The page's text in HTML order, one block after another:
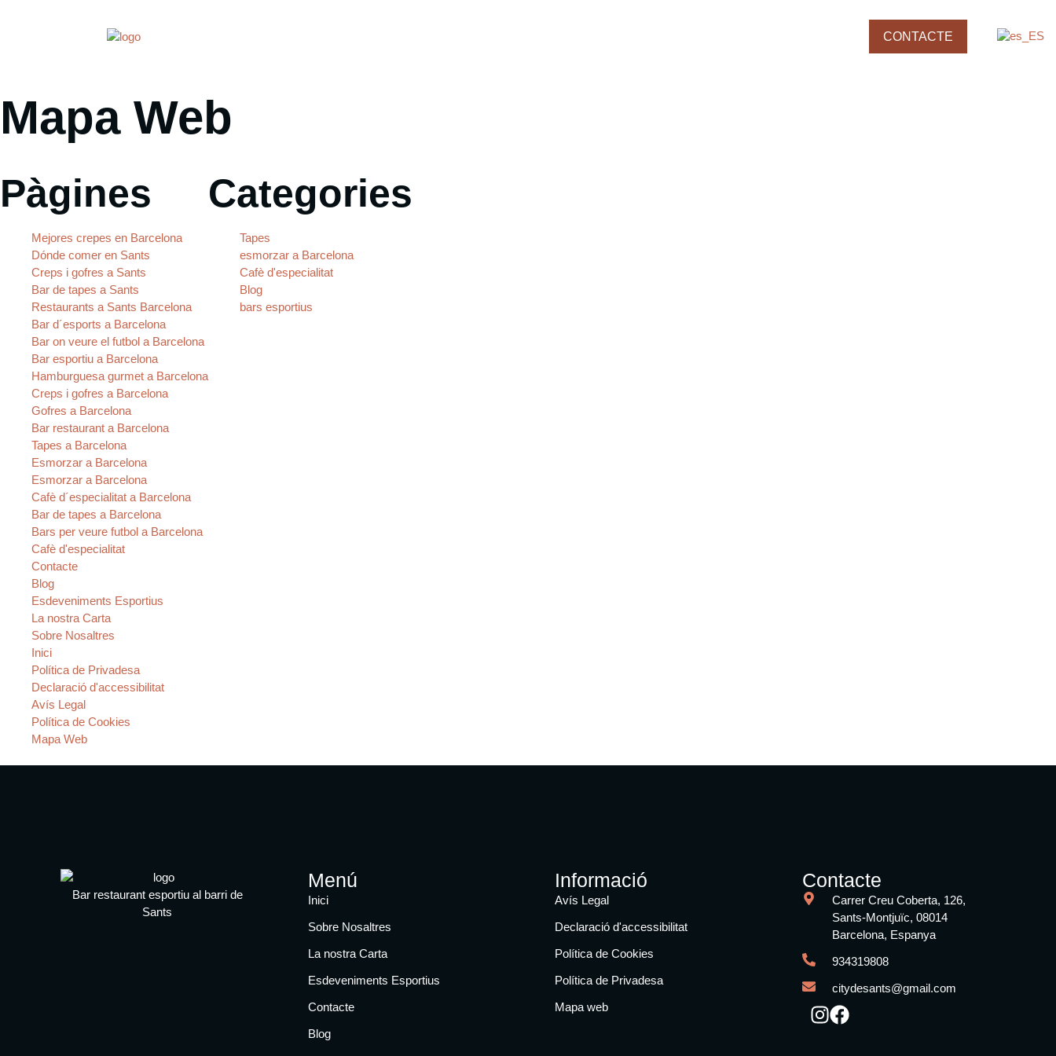
CONTACTE
Mapa Web
Pàgines
Mejores crepes en Barcelona
Dónde comer en Sants
Creps i gofres a Sants
Bar de tapes a Sants
Restaurants a Sants Barcelona
Bar d´esports a Barcelona
Bar on veure el futbol a Barcelona
Bar esportiu a Barcelona
Hamburguesa gurmet a Barcelona
Creps i gofres a Barcelona
Gofres a Barcelona
Bar restaurant a Barcelona
Tapes a Barcelona
Esmorzar a Barcelona
Esmorzar a Barcelona
Cafè d´especialitat a Barcelona
Bar de tapes a Barcelona
Bars per veure futbol a Barcelona
Cafè d'especialitat
Contacte
Blog
Esdeveniments Esportius
La nostra Carta
Sobre Nosaltres
Inici
Política de Privadesa
Declaració d'accessibilitat
Avís Legal
Política de Cookies
Mapa Web
Categories
Tapes
esmorzar a Barcelona
Cafè d'especialitat
Blog
bars esportius
Bar restaurant esportiu al barri de
Sants
Menú
Inici
Sobre Nosaltres
La nostra Carta
Esdeveniments Esportius
Contacte
Blog
Informació
Avís Legal
Declaració d'accessibilitat
Política de Cookies
Política de Privadesa
Mapa web
Contacte
Carrer Creu Coberta, 126,
Sants-Montjuïc, 08014
Barcelona, Espanya
934319808
citydesants@gmail.com